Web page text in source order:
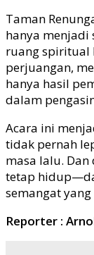
Taman
hanya menjadi
ruang spiritual
perjuangan,
hanya hasil
dalam
Acara ini
tidak pernah
masa lalu. Dan
tetap
semangat
Reporter :